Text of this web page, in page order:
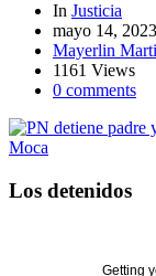
In Justicia
mayo 14, 2023
Mayerlin
1161 Views
0 comments
Los detenidos
Getting